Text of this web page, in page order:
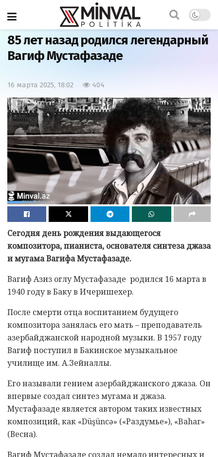
Главная Общество
85 лет назад родился легендарный
Вагиф Мустафазаде
16 марта 2025, 18:02 404
Сегодня день рождения выдающегося
композитора, пианиста, основателя синтеза джаза
и мугама Вагифа Мустафазаде.
Вагиф Азиз оглу Мустафазаде родился 16 марта в
1940 году в Баку в Ичеришехер.
После смерти отца воспитанием будущего
композитора занялась его мать – преподаватель
азербайджанской народной музыки. В 1957 году
Вагиф поступил в Бакинское музыкальное
училище им. А.Зейналлы.
Его называли гением азербайджанского джаза. Он
впервые создал синтез мугама и джаза.
Мустафазаде является автором таких известных
композиций, как «Düşüncə» («Раздумье»), «Bahar»
(Весна).
Вагиф Мустафазаде создал немало интересных и